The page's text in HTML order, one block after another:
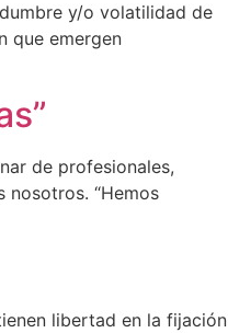
y/o volatilidad de
que emergen
de profesionales,
nosotros. “Hemos
libertad en la fijación